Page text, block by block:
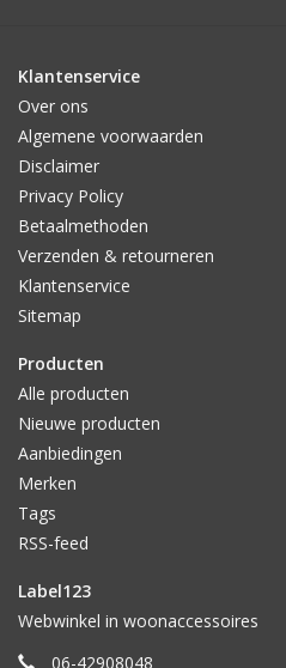
Klantenservice
Over ons
Algemene voorwaarden
Disclaimer
Privacy Policy
Betaalmethoden
Verzenden & retourneren
Klantenservice
Sitemap
Producten
Alle producten
Nieuwe producten
Aanbiedingen
Merken
Tags
RSS-feed
Label123
Webwinkel in woonaccessoires
06-42908048